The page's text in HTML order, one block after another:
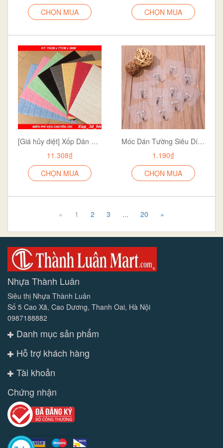
CHỌN MUA
CHỌN MUA
[Giá hủy diệt] Xốp Dán Tường 3D Khổ 70x77CM Chống Ẩm Giá Rẻ dán siêu dính
11.308₫
CHỌN MUA
Móc Dán Tường Siêu Dính Trong Suốt Chịu Lực Tốt Treo Tường Chắc Chắn 6x6 cm
1.190₫
CHỌN MUA
« 1 2 3 ... 20 »
Nhựa Thành Luân
Siêu thị Nhựa Thành Luân
Số 5 Cao Xã, Cao Dương, Thanh Oai, Hà Nội
0987188882
Danh mục sản phẩm
Hỗ trợ khách hàng
Tài khoản
Chứng nhận